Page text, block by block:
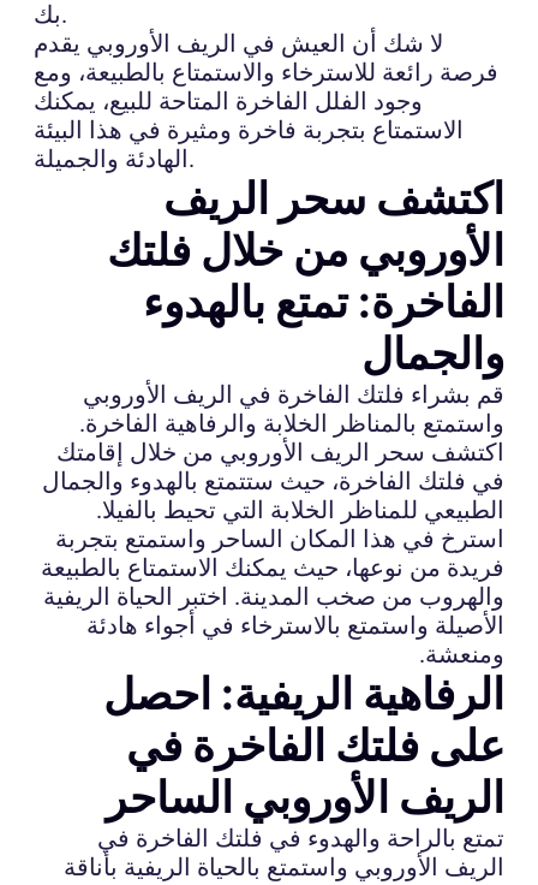
بك.
لا شك أن العيش في الريف الأوروبي يقدم
فرصة رائعة للاسترخاء والاستمتاع بالطبيعة، ومع
وجود الفلل الفاخرة المتاحة للبيع، يمكنك
الاستمتاع بتجربة فاخرة ومثيرة في هذا البيئة
الهادئة والجميلة.
اكتشف سحر الريف
الأوروبي من خلال فلتك
الفاخرة: تمتع بالهدوء
والجمال
قم بشراء فلتك الفاخرة في الريف الأوروبي
واستمتع بالمناظر الخلابة والرفاهية الفاخرة.
اكتشف سحر الريف الأوروبي من خلال إقامتك
في فلتك الفاخرة، حيث ستتمتع بالهدوء والجمال
الطبيعي للمناظر الخلابة التي تحيط بالفيلا.
استرخ في هذا المكان الساحر واستمتع بتجربة
فريدة من نوعها، حيث يمكنك الاستمتاع بالطبيعة
والهروب من صخب المدينة. اختبر الحياة الريفية
الأصيلة واستمتع بالاسترخاء في أجواء هادئة
ومنعشة.
الرفاهية الريفية: احصل
على فلتك الفاخرة في
الريف الأوروبي الساحر
تمتع بالراحة والهدوء في فلتك الفاخرة في
الريف الأوروبي واستمتع بالحياة الريفية بأناقة